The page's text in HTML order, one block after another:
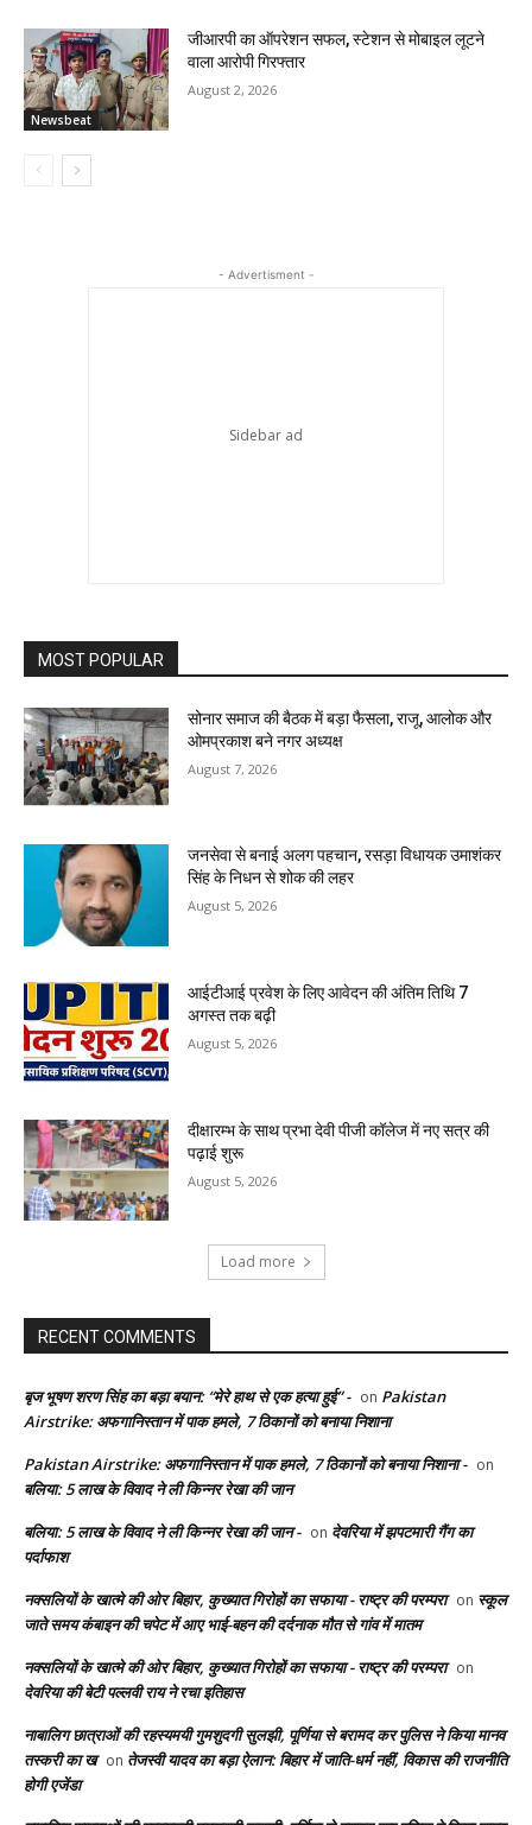
Newsbeat
जीआरपी का ऑपरेशन सफल, स्टेशन से मोबाइल लूटने
वाला आरोपी गिरफ्तार
August 2, 2026
- Advertisment -
MOST POPULAR
सोनार समाज की बैठक में बड़ा फैसला, राजू, आलोक और
ओमप्रकाश बने नगर अध्यक्ष
August 7, 2026
जनसेवा से बनाई अलग पहचान, रसड़ा विधायक उमाशंकर
सिंह के निधन से शोक की लहर
August 5, 2026
आईटीआई प्रवेश के लिए आवेदन की अंतिम तिथि 7
अगस्त तक बढ़ी
August 5, 2026
दीक्षारम्भ के साथ प्रभा देवी पीजी कॉलेज में नए सत्र की
पढ़ाई शुरू
August 5, 2026
Load more
RECENT COMMENTS
बृज भूषण शरण सिंह का बड़ा बयान: “मेरे हाथ से एक हत्या हुई” - on Pakistan
Airstrike: अफगानिस्तान में पाक हमले, 7 ठिकानों को बनाया निशाना
Pakistan Airstrike: अफगानिस्तान में पाक हमले, 7 ठिकानों को बनाया निशाना - on
बलिया: 5 लाख के विवाद ने ली किन्नर रेखा की जान
बलिया: 5 लाख के विवाद ने ली किन्नर रेखा की जान - on देवरिया में झपटमारी गैंग का
पर्दाफाश
नक्सलियों के खात्मे की ओर बिहार, कुख्यात गिरोहों का सफाया - राष्ट्र की परम्परा on स्कूल
जाते समय कंबाइन की चपेट में आए भाई-बहन की दर्दनाक मौत से गांव में मातम
नक्सलियों के खात्मे की ओर बिहार, कुख्यात गिरोहों का सफाया - राष्ट्र की परम्परा on
देवरिया की बेटी पल्लवी राय ने रचा इतिहास
नाबालिग छात्राओं की रहस्यमयी गुमशुदगी सुलझी, पूर्णिया से बरामद कर पुलिस ने किया मानव
तस्करी का ख on तेजस्वी यादव का बड़ा ऐलान: बिहार में जाति-धर्म नहीं, विकास की राजनीति
होगी एजेंडा